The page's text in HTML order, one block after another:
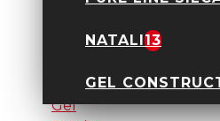
NATALI13
GEL
Shimmer 15